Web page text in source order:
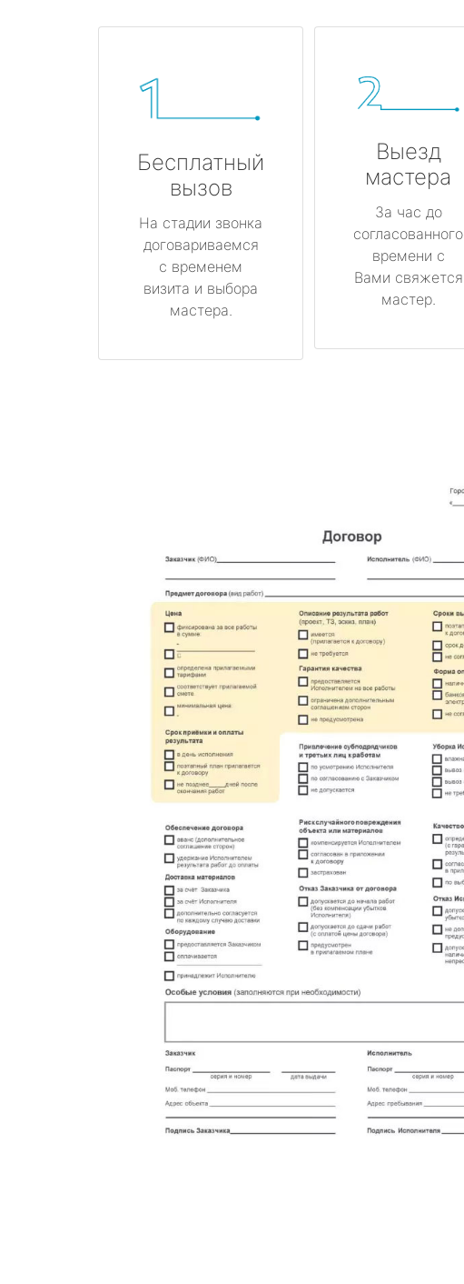
Бесплатный
вызов
На стадии звонка
договариваемся
с временем
визита и выбора
мастера.
Выезд
мастера
За час до
согласованного
времени с
Вами свяжется
мастер.